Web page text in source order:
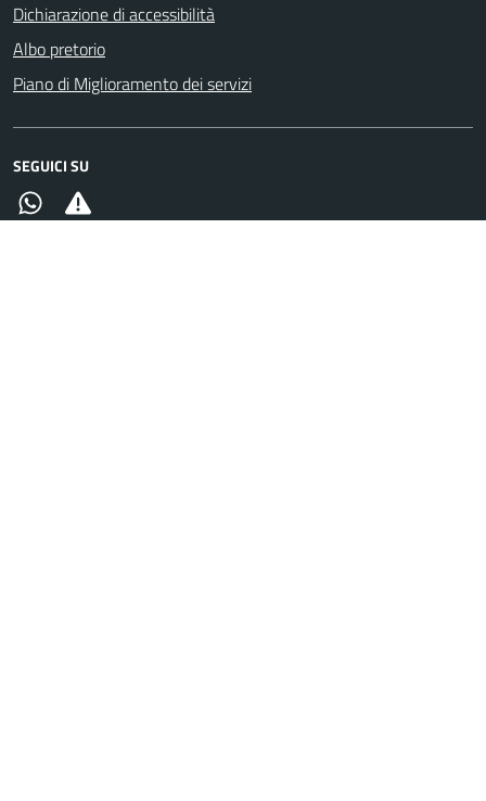
Dichiarazione di accessibilità
Albo pretorio
Piano di Miglioramento dei servizi
SEGUICI SU
Whatsapp